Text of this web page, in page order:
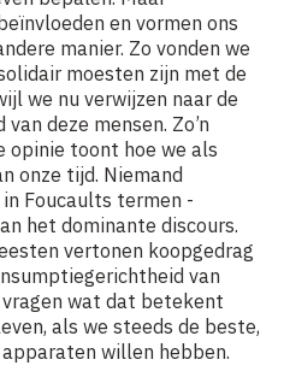
en vormen ons
manier. Zo vonden we
moesten zijn met de
we nu verwijzen naar de
deze mensen. Zo’n
opinie toont hoe we als
onze tijd. Niemand
Foucaults termen -
het dominante discours.
vertonen koopgedrag
van
wat dat betekent
als we steeds de beste,
willen hebben.